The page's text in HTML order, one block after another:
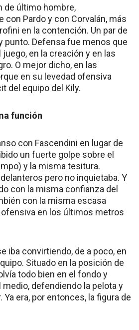
de último hombre,
Pardo y con Corvalán, más
en la contención. Un par de
punto. Defensa fue menos que
juego, en la creación y en las
O mejor dicho, en las
en su levedad ofensiva
del equipo del Kily.
función
con Fascendini en lugar de
un fuerte golpe sobre el
y la misma tesitura.
pero no inquietaba. Y
con la misma confianza del
con la misma escasa
en los últimos metros
iba convirtiendo, de a poco, en
Situado en la posición de
todo bien en el fondo y
medio, defendiendo la pelota y
Ya era, por entonces, la figura de